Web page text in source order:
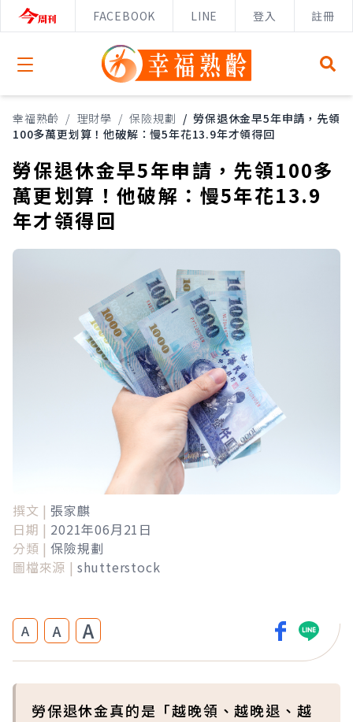
FACEBOOK LINE 登入 註冊
Open menu
幸福熟齡 / 理財學 / 保險規劃 / 勞保退休金早5年申請，先領
100多萬更划算！他破解：慢5年花13.9年才領得回
勞保退休金早5年申請，先領100多
萬更划算！他破解：慢5年花13.9
年才領得回
撰文 | 張家麒
日期 | 2021年06月21日
分類 | 保險規劃
圖檔來源 | shutterstock
A A A
勞保退休金真的是「越晚領、越晚退、越